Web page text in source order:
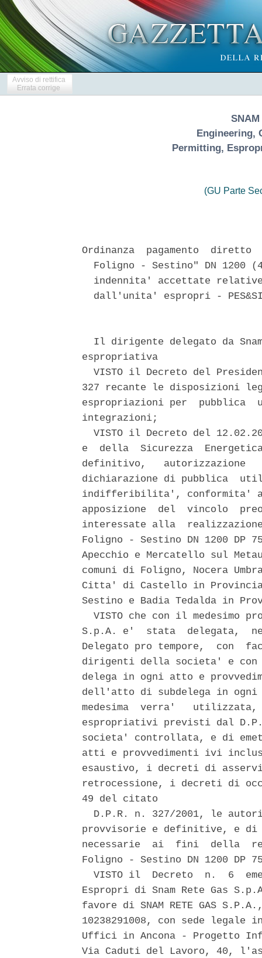
Avviso di rettifica
Errata corrige
SNAM
Engineering,
Permitting,
(GU Parte
Ordinanza  pagamento
Foligno - Sestino" DN 1200
indennita' accettate
dall'unita' espropri -
Il dirigente delegato da
espropriativa
VISTO il Decreto del
327 recante le disposizioni
espropriazioni per  pubblica
integrazioni;
VISTO il Decreto del
e  della  Sicurezza
definitivo,   autorizzazione
dichiarazione di pubblica
indifferibilita', conformita'
apposizione  del  vincolo
interessate alla
Foligno - Sestino DN 1200
Apecchio e Mercatello sul
comuni di Foligno, Nocera
Citta' di Castello in
Sestino e Badia Tedalda in
VISTO che con il medesimo
S.p.A. e'  stata  delegata,
Delegato pro tempore,  con
dirigenti della societa' e
delega in ogni atto e
dell'atto di subdelega in ogni
medesima  verra'
espropriativi previsti dal
societa' controllata, e di
atti e provvedimenti ivi
esaustivo, i decreti di
retrocessione, i decreti di
49 del citato
D.P.R. n. 327/2001, le
provvisorie e definitive, e
necessarie  ai  fini  della
Foligno - Sestino DN 1200 DP
VISTO il  Decreto  n.  6
Espropri di Snam Rete Gas
favore di SNAM RETE GAS
10238291008, con sede
Uffici in Ancona - Progetto
Via Caduti del Lavoro, 40,